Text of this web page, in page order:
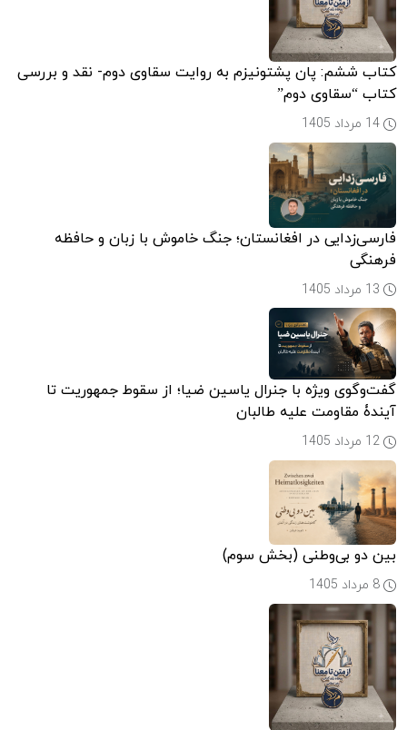
کتاب ششم: پان پشتونیزم به روایت سقاوی دوم- نقد و بررسی
کتاب “سقاوی دوم”
فارسی‌زدایی در افغانستان؛ جنگ خاموش با زبان و حافظه
فرهنگی
گفت‌وگوی ویژه با جنرال یاسین ضیا؛ از سقوط جمهوریت تا
آیندۀ مقاومت علیه طالبان
بین دو بی‌وطنی (بخش سوم)